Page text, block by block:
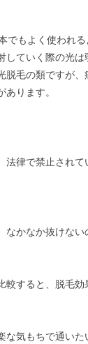
もよく使われる
していく際の光
脱毛の類ですが
ります。
法律で禁止され
なかなか抜けな
すると、脱毛効
な気もちで通い